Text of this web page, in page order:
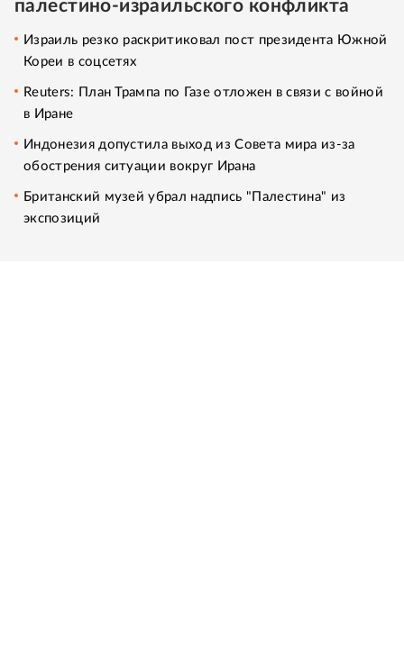
палестино-израильского конфликта
Израиль резко раскритиковал пост президента Южной
Кореи в соцсетях
Reuters: План Трампа по Газе отложен в связи с войной
в Иране
Индонезия допустила выход из Совета мира из-за
обострения ситуации вокруг Ирана
Британский музей убрал надпись "Палестина" из
экспозиций